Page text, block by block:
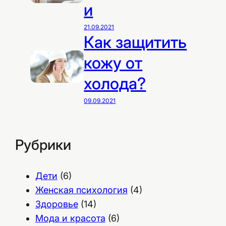
и
21.09.2021
Как защитить
кожу от
холода?
09.09.2021
Рубрики
Дети (6)
Женская психология (4)
Здоровье(14)
Мода и красота (6)